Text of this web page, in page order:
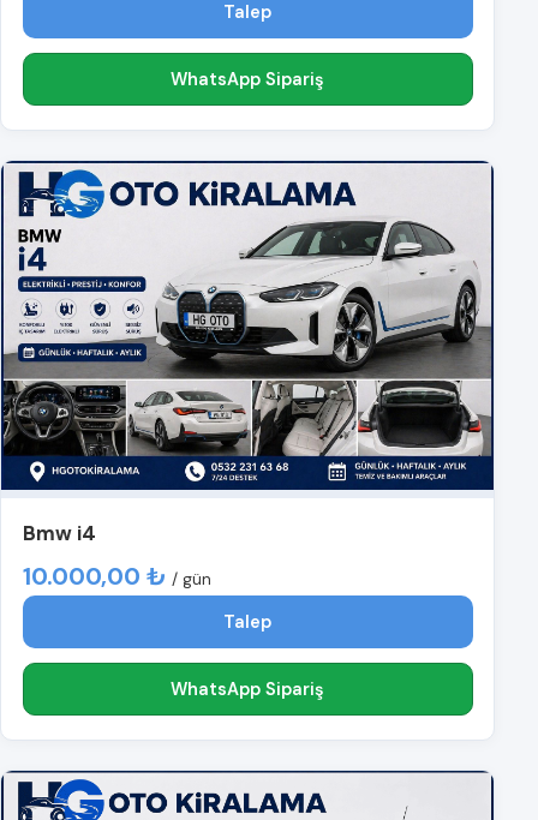
Talep
WhatsApp Sipariş
Bmw i4
10.000,00 ₺ / gün
Talep
WhatsApp Sipariş